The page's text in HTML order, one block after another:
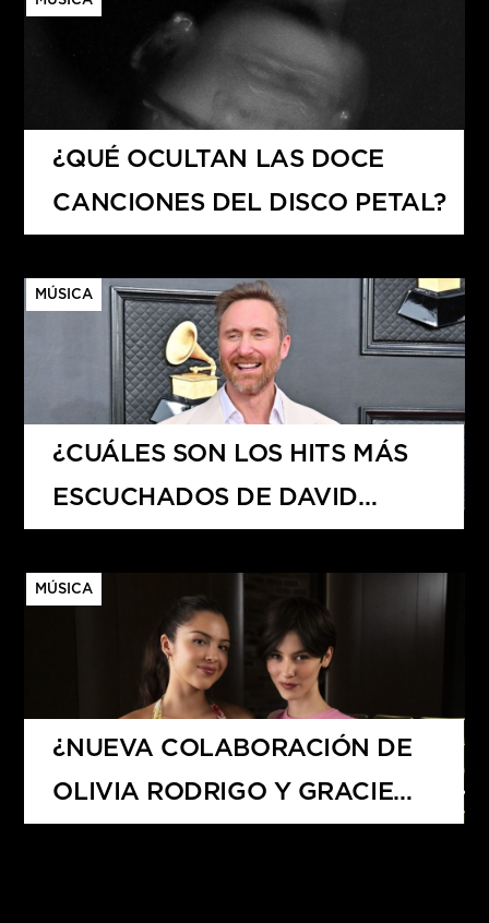
¿QUÉ OCULTAN LAS DOCE
CANCIONES DEL DISCO PETAL?
MÚSICA
¿CUÁLES SON LOS HITS MÁS
ESCUCHADOS DE DAVID
MÚSICA
¿NUEVA COLABORACIÓN DE
OLIVIA RODRIGO Y GRACIE